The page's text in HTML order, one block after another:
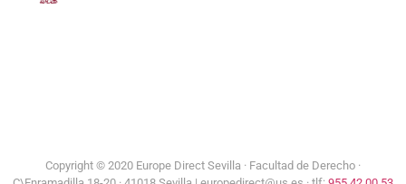
Aviso Legal| Política de Privacidad Política de Cookies